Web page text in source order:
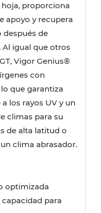
proporciona
apoyo y recupera
después de
igual que otros
Vigor Genius®
con
que garantiza
los rayos UV y un
climas para su
de alta latitud o
clima abrasador.
optimizada
para